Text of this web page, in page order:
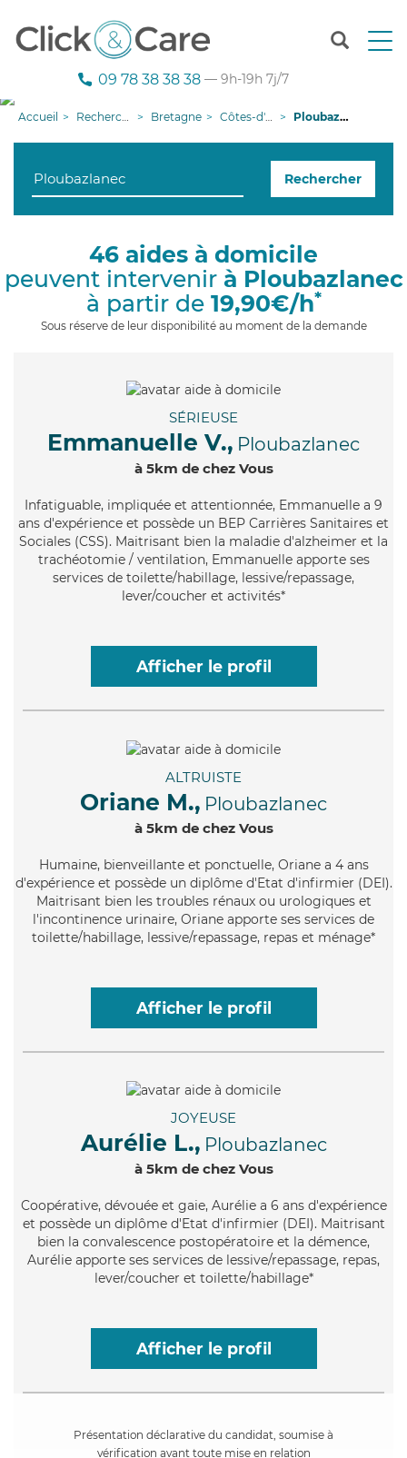
T
n
g
i
09 78 38 38 38 — 9h-19h 7j/7
Accueil Recherche aide à domicile Bretagne Côtes-d'armor Ploubazlanec
Rechercher
46 aides à domicile
peuvent intervenir à Ploubazlanec
à partir de 19,90€/h*
Sous réserve de leur disponibilité au moment de la demande
SÉRIEUSE
Emmanuelle V., Ploubazlanec
à 5km de chez Vous
Infatiguable, impliquée et attentionnée, Emmanuelle a 9
ans d'expérience et possède un BEP Carrières Sanitaires et
Sociales (CSS). Maitrisant bien la maladie d'alzheimer et la
trachéotomie / ventilation, Emmanuelle apporte ses
services de toilette/habillage, lessive/repassage,
lever/coucher et activités*
Afficher le profil
ALTRUISTE
Oriane M., Ploubazlanec
à 5km de chez Vous
Humaine, bienveillante et ponctuelle, Oriane a 4 ans
d'expérience et possède un diplôme d'Etat d'infirmier (DEI).
Maitrisant bien les troubles rénaux ou urologiques et
l'incontinence urinaire, Oriane apporte ses services de
toilette/habillage, lessive/repassage, repas et ménage*
Afficher le profil
JOYEUSE
Aurélie L., Ploubazlanec
à 5km de chez Vous
Coopérative, dévouée et gaie, Aurélie a 6 ans d'expérience
et possède un diplôme d'Etat d'infirmier (DEI). Maitrisant
bien la convalescence postopératoire et la démence,
Aurélie apporte ses services de lessive/repassage, repas,
lever/coucher et toilette/habillage*
Afficher le profil
Présentation déclarative du candidat, soumise à
vérification avant toute mise en relation